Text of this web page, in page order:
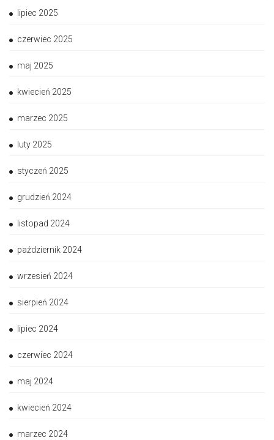
lipiec 2025
czerwiec 2025
maj 2025
kwiecień 2025
marzec 2025
luty 2025
styczeń 2025
grudzień 2024
listopad 2024
październik 2024
wrzesień 2024
sierpień 2024
lipiec 2024
czerwiec 2024
maj 2024
kwiecień 2024
marzec 2024